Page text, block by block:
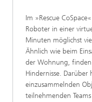
Im »Rescue
Roboter in einer
Minuten möglichst
Ähnlich wie beim
der Wohnung,
Hindernisse.
einzusammelnden
teilnehmenden